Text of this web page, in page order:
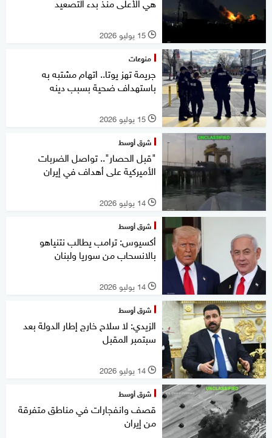
l 15 يوليو 2026
منوعات
جريمة تهز يوتا.. اتهام مشتبه به
باستهداف ضحية بسبب دينه
l 15 يوليو 2026
شرق أوسط
"قبل الحصار".. تواصل الضربات
الأميركية على أهداف في إيران
l 14 يوليو 2026
شرق أوسط
أكسيوس: ترامب يطالب نتنياهو
بالانسحاب من سوريا ولبنان
l 14 يوليو 2026
شرق أوسط
الزيدي: لا سلاح خارج إطار الدولة بعد
سبتمبر المقبل
l 14 يوليو 2026
شرق أوسط
قصف وانفجارات في مناطق متفرقة
من إيران